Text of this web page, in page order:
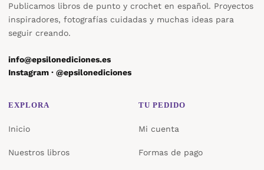
Publicamos libros de punto y crochet en español. Proyectos
inspiradores, fotografías cuidadas y muchas ideas para
seguir creando.
info@epsilonediciones.es
Instagram · @epsilonediciones
EXPLORA
Inicio
Nuestros libros
TU PEDIDO
Mi cuenta
Formas de pago